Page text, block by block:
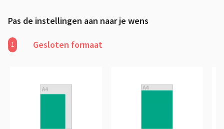
Pas de instellingen aan naar je wens
1 Gesloten formaat